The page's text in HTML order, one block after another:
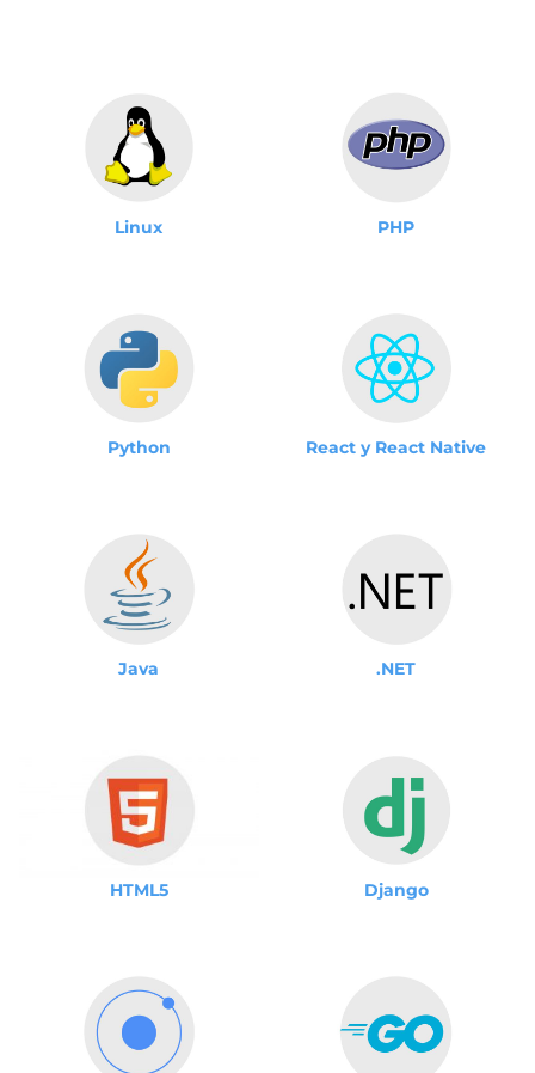
Linux PHP
Python React y React Native
Java .NET
HTML5 Django